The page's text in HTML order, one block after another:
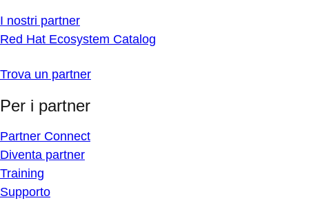
I nostri partner
Red Hat Ecosystem Catalog
Trova un partner
Per i partner
Partner Connect
Diventa partner
Training
Supporto